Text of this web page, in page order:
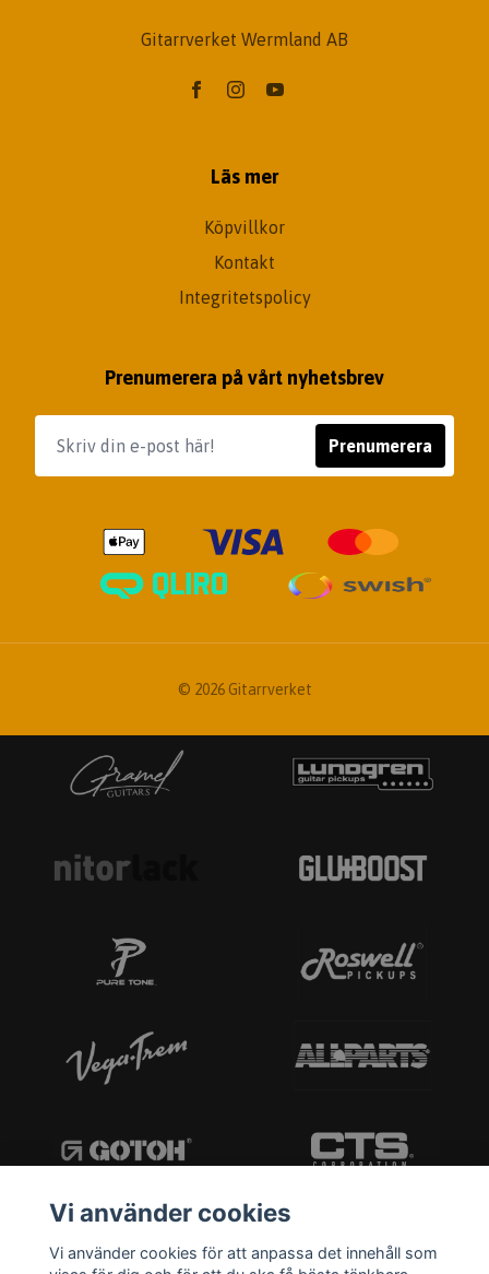
Gitarrverket Wermland AB
Läs mer
Köpvillkor
Kontakt
Integritetspolicy
Prenumerera på vårt nyhetsbrev
Prenumerera
© 2026 Gitarrverket
Vi använder cookies
Vi använder cookies för att anpassa det innehåll som